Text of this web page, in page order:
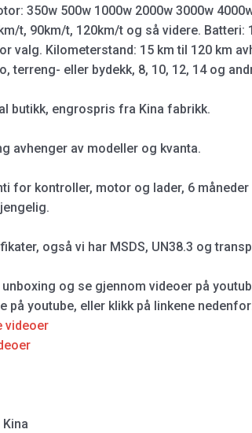
350w 500w 1000w 2000w 3000w
t, 90km/t, 120km/t og så videre. Batteri:
valg. Kilometerstand: 15 km til 120 km
terreng- eller bydekk, 8, 10, 12, 14 og
butikk, engrospris fra Kina fabrikk.
avhenger av modeller og kvanta.
for kontroller, motor og lader, 6
også vi har MSDS, UN38.3 og
og se gjennom videoer på
på youtube, eller klikk på linkene
videoer